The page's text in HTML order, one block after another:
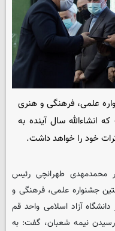
علمی، فرهنگی و هنری
سال آینده به
محمدمهدی طهرانچی رئیس
جشنواره علمی، فرهنگی و
آزاد اسلامی واحد قم
رسیدن نیمه شعبان، گفت: به